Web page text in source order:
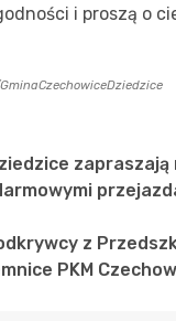
i proszą o
zapraszają
z
PKM